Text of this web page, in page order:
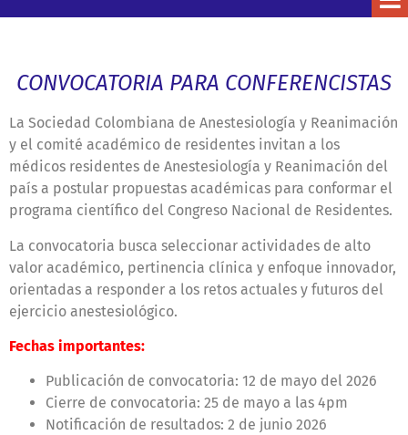
CONVOCATORIA PARA CONFERENCISTAS
La Sociedad Colombiana de Anestesiología y Reanimación
y el comité académico de residentes invitan a los
médicos residentes de Anestesiología y Reanimación del
país a postular propuestas académicas para conformar el
programa científico del Congreso Nacional de Residentes.
La convocatoria busca seleccionar actividades de alto
valor académico, pertinencia clínica y enfoque innovador,
orientadas a responder a los retos actuales y futuros del
ejercicio anestesiológico.
Fechas importantes:
Publicación de convocatoria: 12 de mayo del 2026
Cierre de convocatoria: 25 de mayo a las 4pm
Notificación de resultados: 2 de junio 2026